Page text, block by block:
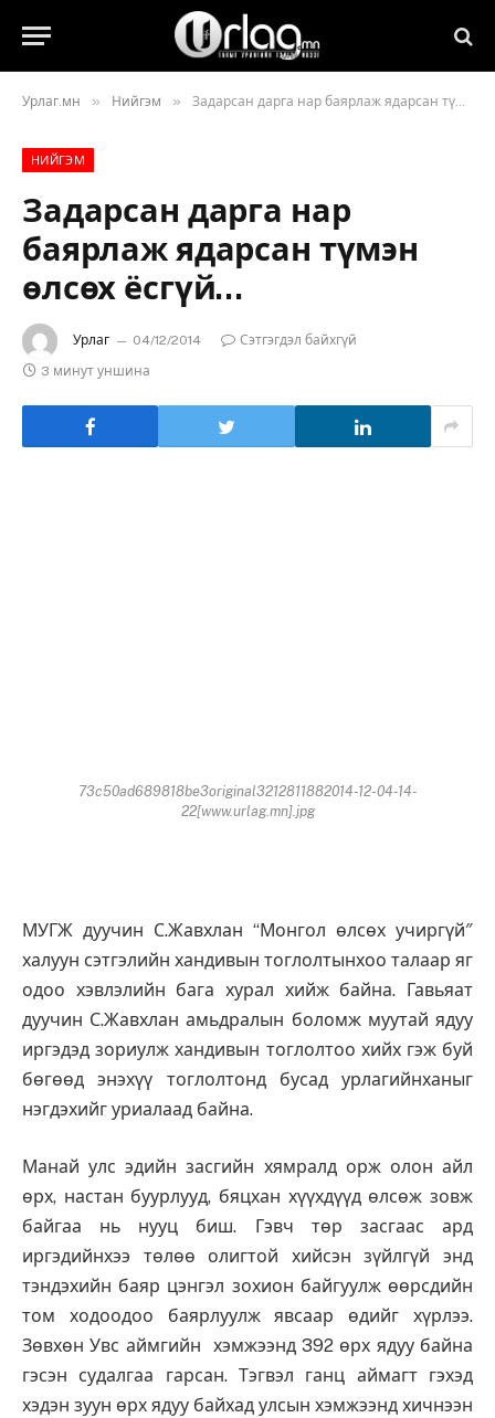
Урлаг.мн » Нийгэм » Задарсан дарга нар баярлаж ядарсан түмэн өлсөх ёсгүй…
НИЙГЭМ
Задарсан дарга нар
баярлаж ядарсан түмэн
өлсөх ёсгүй…
Урлаг 04/12/2014
Сэтгэгдэл байхгүй
3 минут уншина
73c50ad689818be3original3212811882014-12-04-14-
22[www.urlag.mn].jpg
МУГЖ дуучин С.Жавхлан “Монгол өлсөх учиргүй″
халуун сэтгэлийн хандивын тоглолтынхоо талаар яг
одоо хэвлэлийн бага хурал хийж байна. Гавьяат
дуучин С.Жавхлан амьдралын боломж муутай ядуу
иргэдэд зориулж хандивын тоглолтоо хийх гэж буй
бөгөөд энэхүү тоглолтонд бусад урлагийнханыг
нэгдэхийг уриалаад байна.
Манай улс эдийн засгийн хямралд орж олон айл
өрх, настан буурлууд, бяцхан хүүхдүүд өлсөж зовж
байгаа нь нууц биш. Гэвч төр засгаас ард
иргэдийнхээ төлөө олигтой хийсэн зүйлгүй энд
тэндэхийн баяр цэнгэл зохион байгуулж өөрсдийн
том ходоодоо баярлуулж явсаар өдийг хүрлээ.
Зөвхөн Увс аймгийн хэмжээнд 392 өрх ядуу байна
гэсэн судалгаа гарсан. Тэгвэл ганц аймагт гэхэд
хэдэн зуун өрх ядуу байхад улсын хэмжээнд хичнээн